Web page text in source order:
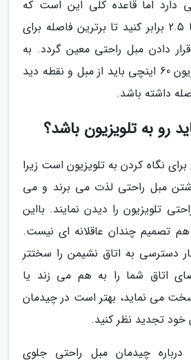
اما قاعده کلی این است که
مقدار صفحه را 1.5 تا 2.5 برابر کنید تا برترین فاصله برای
دادن مبل راحتی معین گردد. به
عنوان مثال، یک تلویزیون 60 اینچی باید از مبل و نقطه دید
رو به تلویزیون باشد؟
نگاه کردن به تلویزیون است زیرا
مبل راحتی لذت می برند و می
تلویزیون را دیدن نمایند. بااین
هم تصمیم چندان عاقلانه ای نیست.
دسترسی به اتاق نشیمن را سختتر
اتاق شما را به هم می زند یا
می نماید، بهتر است در چیدمان
خود تجدید نظر کنید.
چیدمان مبل راحتی جلوی